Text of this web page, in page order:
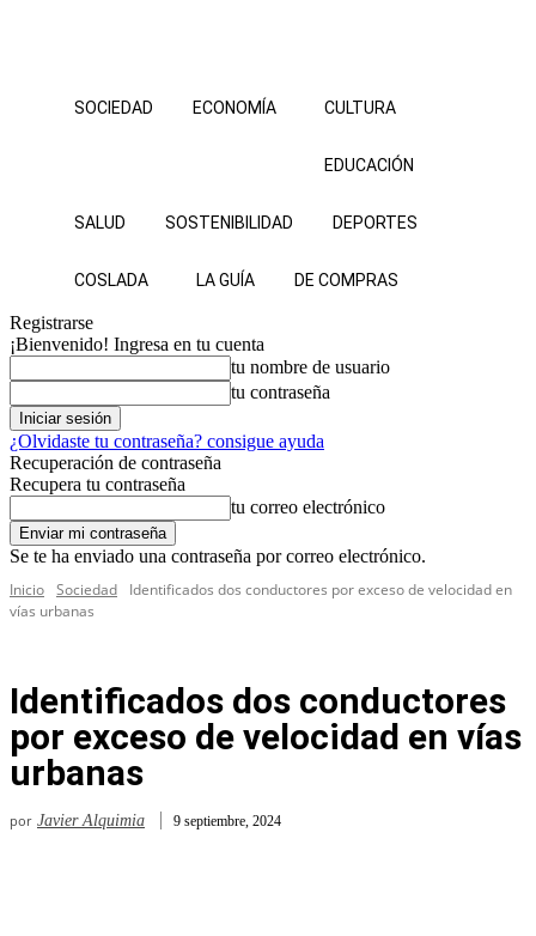
SOCIEDAD ECONOMÍA CULTURA
EDUCACIÓN
SALUD SOSTENIBILIDAD DEPORTES
COSLADA LA GUÍA DE COMPRAS
Registrarse
¡Bienvenido! Ingresa en tu cuenta
tu nombre de usuario
tu contraseña
¿Olvidaste tu contraseña? consigue ayuda
Recuperación de contraseña
Recupera tu contraseña
tu correo electrónico
Se te ha enviado una contraseña por correo electrónico.
Inicio Sociedad
Identificados dos conductores por exceso de velocidad en
vías urbanas
Identificados dos conductores
por exceso de velocidad en vías
urbanas
por Javier Alquimia 9 septiembre, 2024